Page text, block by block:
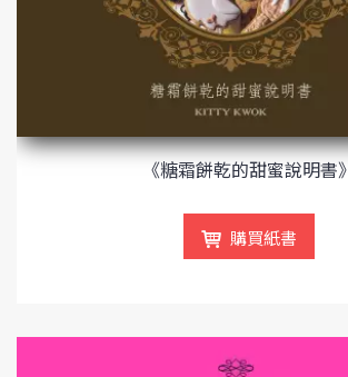
《糖霜餅乾的甜蜜說明書》
購買紙書